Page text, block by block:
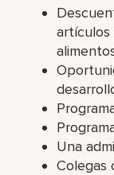
artículos
Una
Colegas